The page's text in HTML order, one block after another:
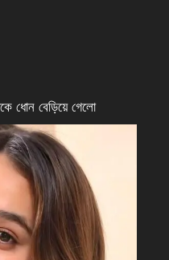
ধোন বেড়িয়ে গেলো